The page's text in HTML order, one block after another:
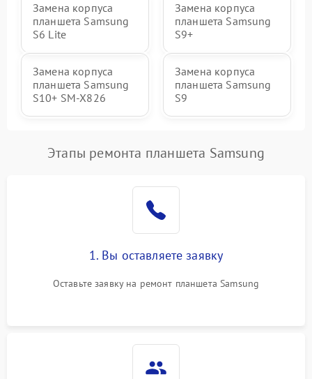
Замена корпуса
планшета Samsung
S6 Lite
Замена корпуса
планшета Samsung
S9+
Замена корпуса
планшета Samsung
S10+ SM-X826
Замена корпуса
планшета Samsung
S9
Этапы ремонта планшета Samsung
1. Вы оставляете заявку
Оставьте заявку на ремонт планшета Samsung